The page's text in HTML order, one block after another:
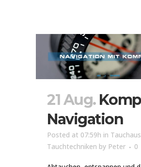
21 Aug.
Navigation
Posted at 07:59h in
Tauchtechniken by Peter 0